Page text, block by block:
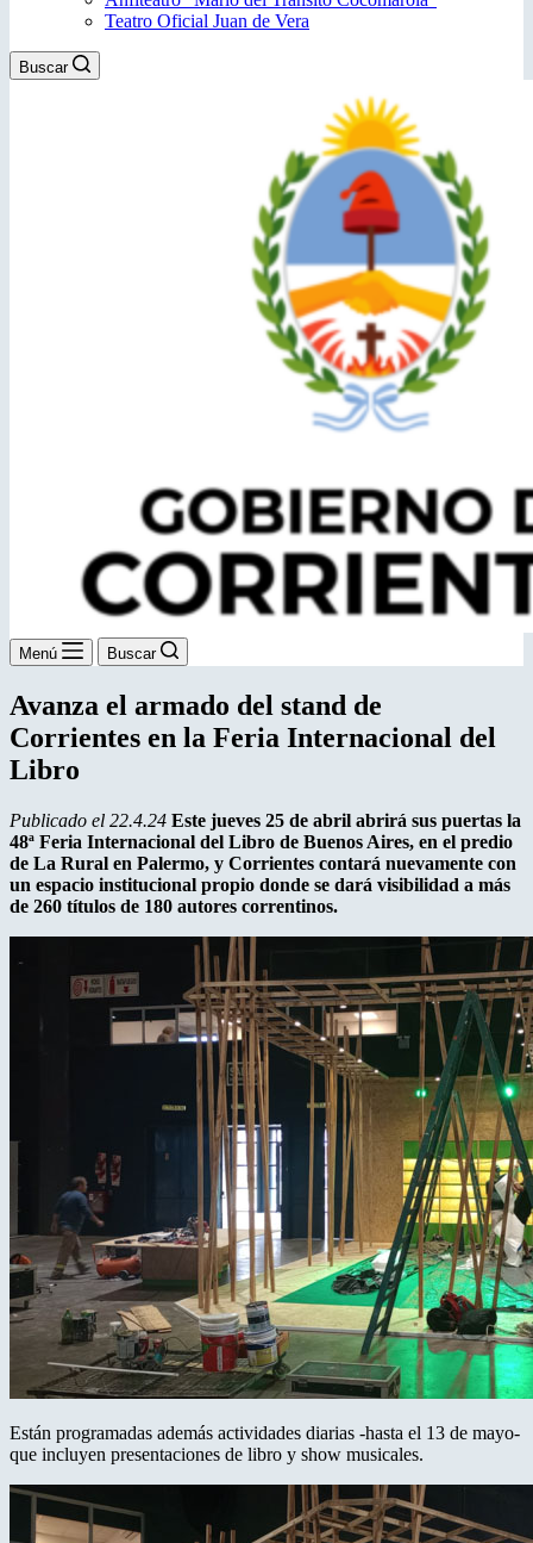
Teatro Oficial Juan de Vera
Buscar
Menú Buscar
Avanza el armado del stand de
Corrientes en la Feria Internacional del
Libro
Publicado el 22.4.24 Este jueves 25 de abril abrirá sus puertas la
48ª Feria Internacional del Libro de Buenos Aires, en el predio
de La Rural en Palermo, y Corrientes contará nuevamente con
un espacio institucional propio donde se dará visibilidad a más
de 260 títulos de 180 autores correntinos.
Están programadas además actividades diarias -hasta el 13 de mayo-
que incluyen presentaciones de libro y show musicales.